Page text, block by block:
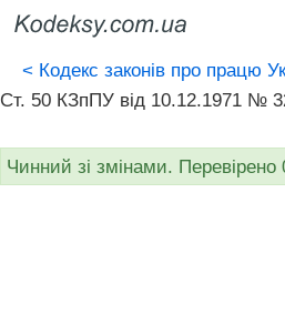
< Кодекс законів про працю
Ст. 50 КЗпПУ від 10.12.1971 №
Чинний зі змінами. Перевірено